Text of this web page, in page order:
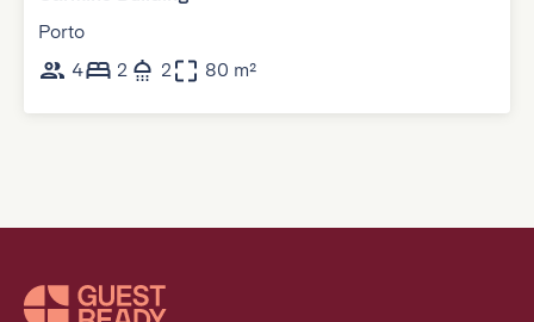
Porto
4
2 2 80 m²